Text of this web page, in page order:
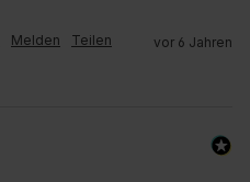
Melden Teilen vor 6 Jahren